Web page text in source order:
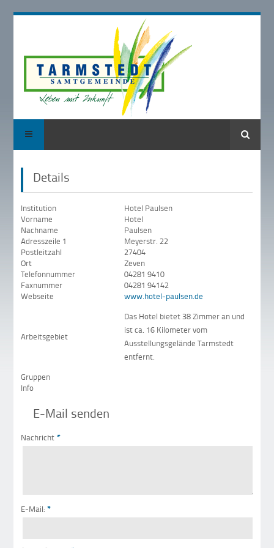
Suche
Details
Institution
Hotel Paulsen
Vorname
Hotel
Nachname
Paulsen
Adresszeile 1
Meyerstr. 22
Postleitzahl
27404
Ort
Zeven
Telefonnummer
04281 9410
Faxnummer
04281 94142
Webseite
www.hotel-paulsen.de
Arbeitsgebiet
Das Hotel bietet 38 Zimmer an und
ist ca. 16 Kilometer vom
Ausstellungsgelände Tarmstedt
entfernt.
Gruppen
Info
E-Mail senden
Nachricht *
E-Mail: *